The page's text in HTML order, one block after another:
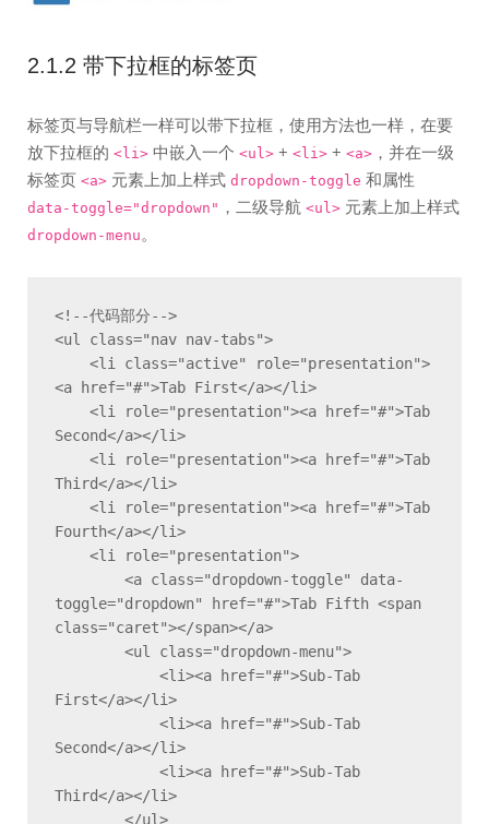
2.1.2 带下拉框的标签页
标签页与导航栏一样可以带下拉框，使用方法也一样，在要
放下拉框的 <li> 中嵌入一个 <ul> + <li> + <a> ，并在一级
标签页 <a> 元素上加上样式 dropdown-toggle 和属性
data-toggle="dropdown" ，二级导航 <ul> 元素上加上样式
dropdown-menu。
<!--代码部分-->
<ul class="nav nav-tabs">
<a href="#">Tab First</a></li>
Second</a></li>
Third</a></li>
Fourth</a></li>
toggle="dropdown" href="#">Tab Fifth <span
class="caret"></span></a>
First</a></li>
Second</a></li>
Third</a></li>